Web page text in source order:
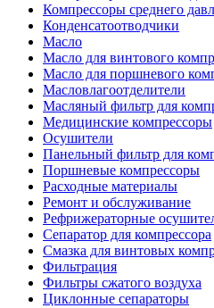
Компрессоры среднего
Конденсатоотводчики
Масло
Масло для винтового
Масло для поршневого
Масловлагоотделители
Масляный фильтр для
Медицинские компрессоры
Осушители
Панельный фильтр для
Поршневые компрессоры
Расходные материалы
Ремонт и обслуживание
Рефрижераторные
Сепаратор для компрессора
Смазка для винтовых
Фильтрация
Фильтры сжатого воздуха
Циклонные сепараторы